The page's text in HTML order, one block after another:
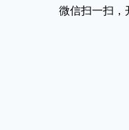
微信扫一扫，